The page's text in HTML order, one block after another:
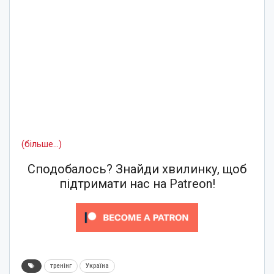
(більше…)
Сподобалось? Знайди хвилинку, щоб
підтримати нас на Patreon!
тренінг Україна